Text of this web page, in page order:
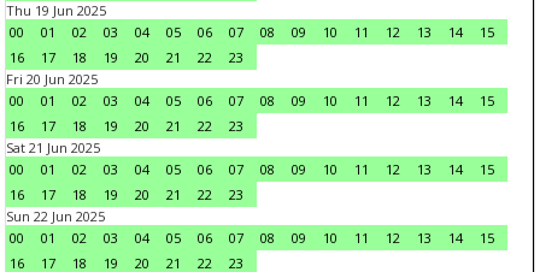
Thu 19 Jun 2025
00
01 02 03 04 05 06 07 08 09 10 11 12 13 14
15
16
17 18 19 20 21 22
23
Fri 20 Jun 2025
00
01 02 03 04 05 06 07 08 09 10 11 12 13 14
15
16
17 18 19 20 21 22
23
Sat 21 Jun 2025
00
01 02 03 04 05 06 07 08 09 10 11 12 13 14
15
16
17 18 19 20 21 22
23
Sun 22 Jun 2025
00
01 02 03 04 05 06 07 08 09 10 11 12 13 14
15
16
17 18 19 20 21 22
23